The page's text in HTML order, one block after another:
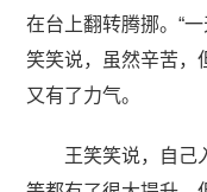
在台上翻转腾挪。“
笑笑说，虽然辛苦，
又有了力气。
王笑笑说，自己